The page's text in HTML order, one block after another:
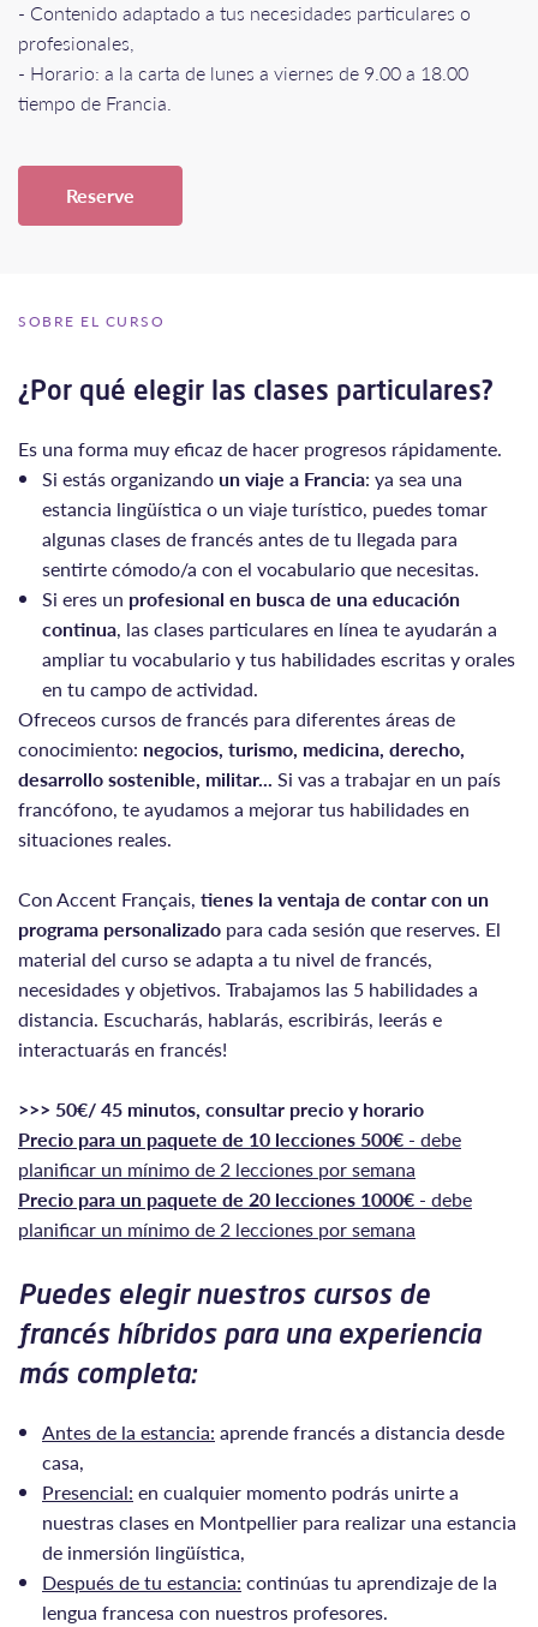
- Contenido adaptado a tus necesidades particulares o
profesionales,
- Horario: a la carta de lunes a viernes de 9.00 a 18.00
tiempo de Francia.
Reserve
SOBRE EL CURSO
¿Por qué elegir las clases particulares?
Es una forma muy eficaz de hacer progresos rápidamente.
Si estás organizandoun viaje a Francia: ya sea una
estancia lingüística o un viaje turístico, puedes tomar
algunas clases de francés antes de tu llegada para
sentirte cómodo/a con el vocabulario que necesitas.
Si eres un profesional en busca de una educación
continua, las clases particulares en línea te ayudarán a
ampliar tu vocabulario y tus habilidades escritas y orales
en tu campo de actividad.
Ofreceos cursos de francés para diferentes áreas de
conocimiento: negocios, turismo, medicina, derecho,
desarrollo sostenible, militar... Si vas a trabajar en un país
francófono, te ayudamos a mejorar tus habilidades en
situaciones reales.
Con Accent Français, tienes la ventaja de contar con un
programa personalizado para cada sesión que reserves. El
material del curso se adapta a tu nivel de francés,
necesidades y objetivos. Trabajamos las 5 habilidades a
distancia. Escucharás, hablarás, escribirás, leerás e
interactuarás en francés!
>>> 50€/ 45 minutos, consultar precio y horario
Precio para un paquete de 10 lecciones 500€ - debe
planificar un mínimo de 2 lecciones por semana
Precio para un paquete de 20 lecciones 1000€ - debe
planificar un mínimo de 2 lecciones por semana
Puedes elegir nuestros cursos de
francés híbridos para una experiencia
más completa:
Antes de la estancia: aprende francés a distancia desde
casa,
Presencial: en cualquier momento podrás unirte a
nuestras clases en Montpellier para realizar una estancia
de inmersión lingüística,
Después de tu estancia: continúas tu aprendizaje de la
lengua francesa con nuestros profesores.